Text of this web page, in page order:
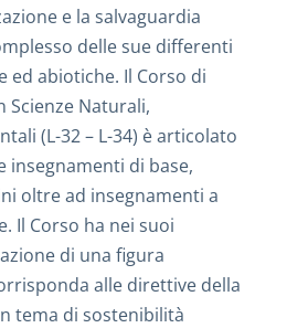
e la salvaguardia
delle sue differenti
ed abiotiche. Il Corso di
Scienze Naturali,
(L-32 – L-34) è articolato
insegnamenti di base,
oltre ad insegnamenti a
Il Corso ha nei suoi
di una figura
alle direttive della
tema di sostenibilità